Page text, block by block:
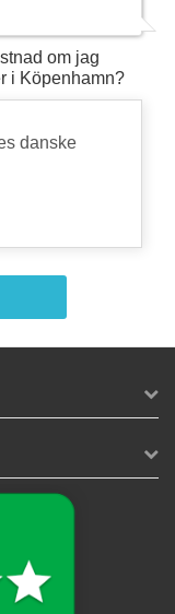
om jag
i Köpenhamn?
danske